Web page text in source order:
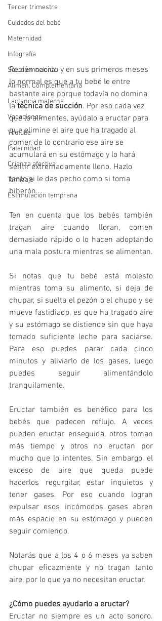
Tercer trimestre
Cuidados del bebé
Maternidad
Infografía
Salud emocional
Alimen. Complementaria
Lactancia materna
Vacaciones
Youtube
Paternidad
Crianza afectiva
Tamizaje
Estimulación temprana
Recién nacido y en sus primeros meses
lo normal es que a tu bebé le entre
bastante aire porque todavía no domina
la técnica de succión. Por eso cada vez
que lo alimentes, ayúdalo a eructar para
que elimine el aire que ha tragado al
comer, de lo contrario ese aire se
acumulará en su estómago y lo hará
sentir extremadamente lleno. Hazlo
tanto si le das pecho como si toma
biberón.
Ten en cuenta que los bebés también
tragan aire cuando lloran, comen
demasiado rápido o lo hacen adoptando
una mala postura mientras se alimentan.
Si notas que tu bebé está molesto
mientras toma su alimento, si deja de
chupar, si suelta el pezón o el chupo y se
mueve fastidiado, es que ha tragado aire
y su estómago se distiende sin que haya
tomado suficiente leche para saciarse.
Para eso puedes parar cada cinco
minutos y aliviarlo de los gases, luego
puedes seguir alimentándolo
tranquilamente.
Eructar también es benéfico para los
bebés que padecen reflujo. A veces
pueden eructar enseguida, otros toman
más tiempo y otros no eructan por
mucho que lo intentes. Sin embargo, el
exceso de aire que queda puede
hacerlos regurgitar, estar inquietos y
tener gases. Por eso cuando logran
expulsar esos incómodos gases abren
más espacio en su estómago y pueden
seguir comiendo.
Notarás que a los 4 o 6 meses ya saben
chupar eficazmente y no tragan tanto
aire, por lo que ya no necesitan eructar.
¿Cómo puedes ayudarlo a eructar?
Eructar no siempre es un acto sonoro.